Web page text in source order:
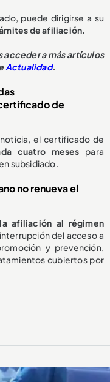
puede dirigirse a su
de afiliación.
a más artículos
Actualidad.
de
el certificado de
cuatro meses para
subsidiado.
no renueva el
afiliación al régimen
del acceso a
y prevención,
cubiertos por